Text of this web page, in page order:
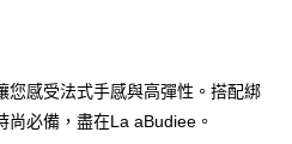
您感受法式手感與高彈性。搭配綁
必備，盡在La aBudiee。